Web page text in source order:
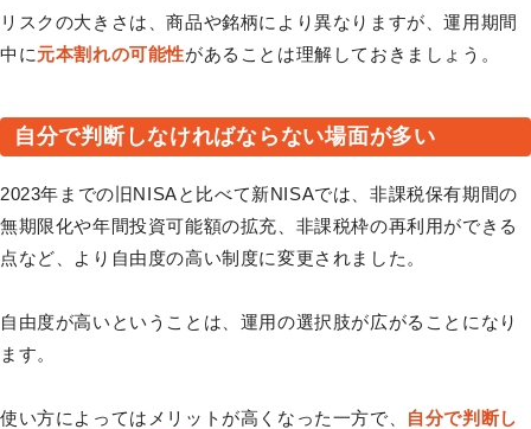
リスクの大きさは、商品や銘柄により異なりますが、運用期間
中に元本割れの可能性があることは理解しておきましょう。
自分で判断しなければならない場面が多い
2023年までの旧NISAと比べて新NISAでは、非課税保有期間の
無期限化や年間投資可能額の拡充、非課税枠の再利用ができる
点など、より自由度の高い制度に変更されました。
自由度が高いということは、運用の選択肢が広がることになり
ます。
使い方によってはメリットが高くなった一方で、
自分で判断し